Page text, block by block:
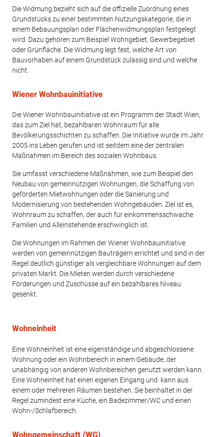
Die Widmung bezieht sich auf die offizielle Zuordnung eines
Grundstücks zu einer bestimmten Nutzungskategorie, die in
einem Bebauungsplan oder Flächenwidmungsplan festgelegt
wird. Dazu gehören zum Beispiel Wohngebiet, Gewerbegebiet
oder Grünfläche. Die Widmung legt fest, welche Art von
Bauvorhaben auf einem Grundstück zulässig sind und welche
nicht.
Wiener Wohnbauinitiative
Die Wiener Wohnbauinitiative ist ein Programm der Stadt Wien,
das zum Ziel hat, bezahlbaren Wohnraum für alle
Bevölkerungsschichten zu schaffen. Die Initiative wurde im Jahr
2005 ins Leben gerufen und ist seitdem eine der zentralen
Maßnahmen im Bereich des sozialen Wohnbaus.
Sie umfasst verschiedene Maßnahmen, wie zum Beispiel den
Neubau von gemeinnützigen Wohnungen, die Schaffung von
geförderten Mietwohnungen oder die Sanierung und
Modernisierung von bestehenden Wohngebäuden. Ziel ist es,
Wohnraum zu schaffen, der auch für einkommensschwache
Familien und Alleinstehende erschwinglich ist.
Die Wohnungen im Rahmen der Wiener Wohnbauinitiative
werden von gemeinnützigen Bauträgern errichtet und sind in der
Regel deutlich günstiger als vergleichbare Wohnungen auf dem
privaten Markt. Die Mieten werden durch verschiedene
Förderungen und Zuschüsse auf ein bezahlbares Niveau
gesenkt.
Wohneinheit
Eine Wohneinheit ist eine eigenständige und abgeschlossene
Wohnung oder ein Wohnbereich in einem Gebäude, der
unabhängig von anderen Wohnbereichen genutzt werden kann.
Eine Wohneinheit hat einen eigenen Eingang und kann aus
einem oder mehreren Räumen bestehen. Sie beinhaltet in der
Regel zumindest eine Küche, ein Badezimmer/WC und einen
Wohn-/Schlafbereich.
Wohngemeinschaft (WG)